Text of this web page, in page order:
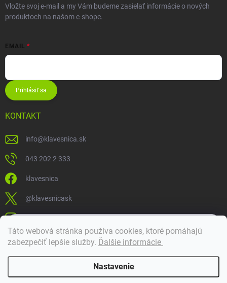
Táto webová stránka používa cookies, ktoré pomáhajú
zabezpečiť lepšie služby. Ďalšie informácie
Nastavenie
Vložte svoj e-mail a my Vám budeme zasielať informácie o nových
produktoch na našom e-shope.
EMAIL
Prihlásiť sa
KONTAKT
info@klavesnica.sk
043 202 2 333
klavesnica
@klavesnicask
klavesnica_sk
Doprava a platba
Dobrý deň! 👋 Pomôžem vám nájsť správny diel. Napíšte mi.